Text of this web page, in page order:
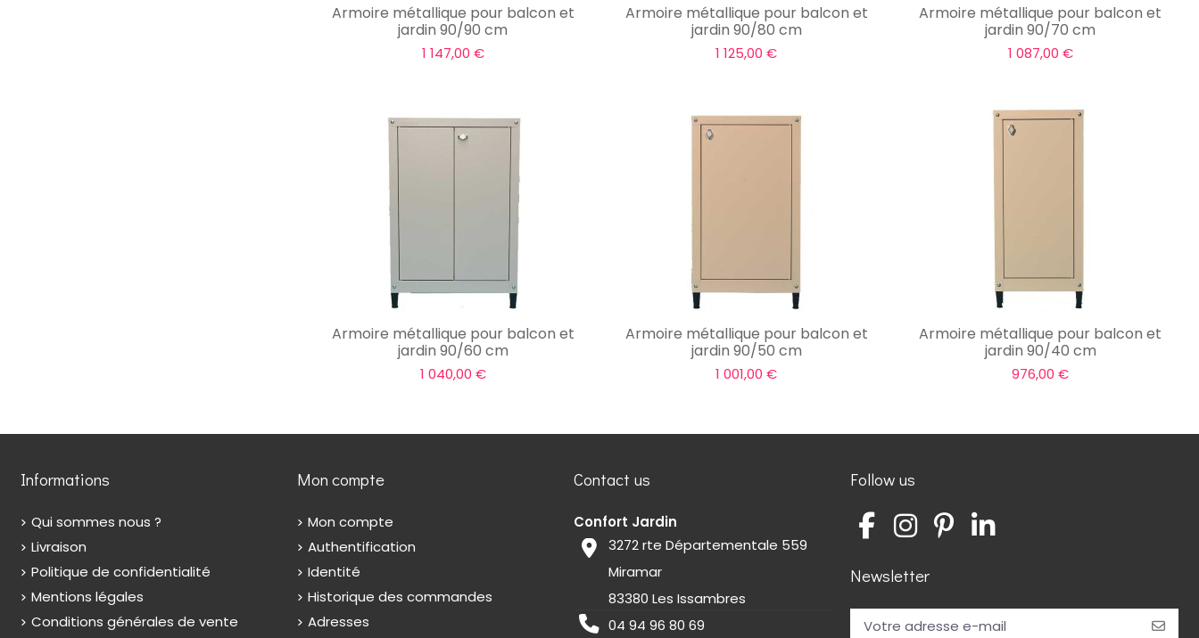
Armoire métallique pour balcon et
jardin 90/90 cm
1 147,00 €
Armoire métallique pour balcon et
jardin 90/80 cm
1 125,00 €
Armoire métallique pour balcon et
jardin 90/70 cm
1 087,00 €
Armoire métallique pour balcon et
jardin 90/60 cm
1 040,00 €
Armoire métallique pour balcon et
jardin 90/50 cm
1 001,00 €
Armoire métallique pour balcon et
jardin 90/40 cm
976,00 €
Informations
Qui sommes nous ?
Livraison
Politique de confidentialité
Mentions légales
Conditions générales de vente
Mon compte
Mon compte
Authentification
Identité
Historique des commandes
Adresses
Contact us
Confort Jardin
3272 rte Départementale 559
Miramar
83380 Les Issambres
04 94 96 80 69
Follow us
Newsletter